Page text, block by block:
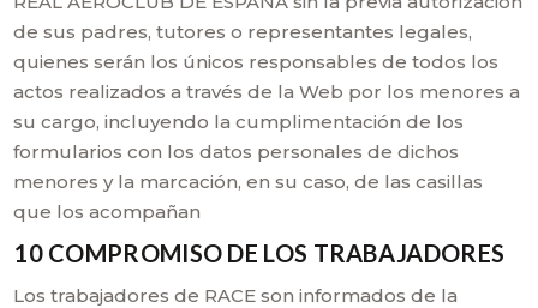
de sus padres, tutores o representantes legales,
quienes serán los únicos responsables de todos los
actos realizados a través de la Web por los menores a
su cargo, incluyendo la cumplimentación de los
formularios con los datos personales de dichos
menores y la marcación, en su caso, de las casillas
que los acompañan
10 COMPROMISO DE LOS TRABAJADORES
Los trabajadores de RACE son informados de la